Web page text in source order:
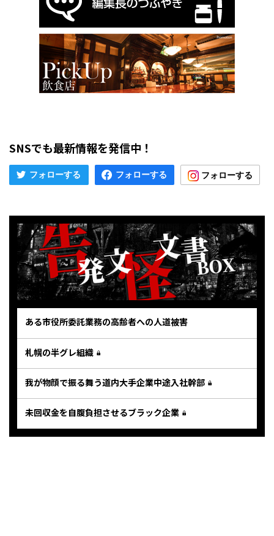
SNSでも最新情報を発信中！
ある市役所委託業務の高齢者への人道被害
札幌の半グレ組織
我が物顔で振る舞う道内大手企業中途入社幹部
未回収金を自腹負担させるブラック企業